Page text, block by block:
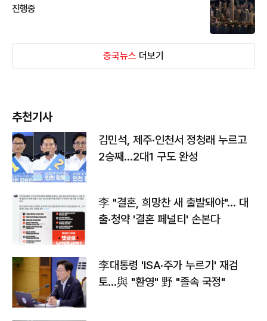
진행중
중국뉴스 더보기
추천기사
김민석, 제주·인천서 정청래 누르고
2승째…2대1 구도 완성
李 "결혼, 희망찬 새 출발돼야"… 대
출·청약 '결혼 페널티' 손본다
李대통령 'ISA·주가 누르기' 재검
토…與 "환영" 野 "졸속 국정"